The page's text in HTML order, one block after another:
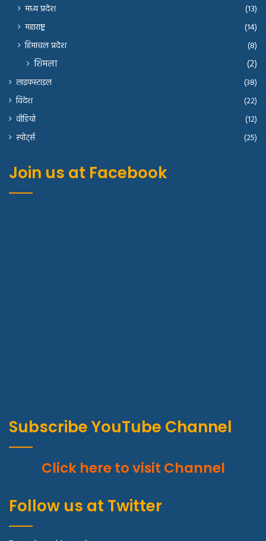
मध्य प्रदेश
(13)
महाराष्ट्र
(14)
हिमाचल प्रदेश
(8)
शिमला (2)
लाइफस्टाइल
(38)
विदेश
(22)
वीडियो
(12)
स्पोर्ट्स
(25)
Join us at Facebook
Subscribe YouTube Channel
Click here to visit Channel
Follow us at Twitter